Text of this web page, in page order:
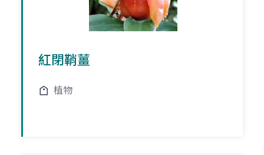
紅閉鞘薑
植物